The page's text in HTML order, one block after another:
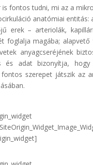
is fontos tudni, mi az a
anatómiai entitás:
erek – arteriolák,
foglalja magába; alapvető
anyagcseréjének
és adat bizonyítja, hogy
fontos szerepet játszik az